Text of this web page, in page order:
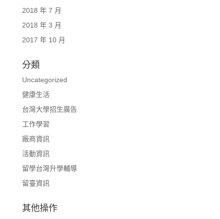
2018 年 7 月
2018 年 3 月
2017 年 10 月
分類
Uncategorized
健康生活
台灣大學招生廣告
工作學習
廠商資訊
活動資訊
留學台灣升學輔導
留臺資訊
其他操作